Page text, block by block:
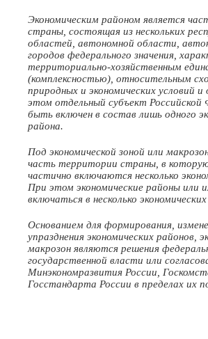
Экономическим районом является
страны, состоящая из нескольких
областей, автономной области,
городов федерального значения,
территориально-хозяйственным
(комплексностью), относительным
природных и экономических условий
этом отдельный субъект
быть включен в состав лишь одного
района.
Под экономической зоной или
часть территории страны, в
частично включаются несколько
При этом экономические районы или
включаться в несколько
Основанием для формирования,
упразднения экономических районов,
макрозон являются решения
государственной власти или
Минэкономразвития России,
Госстандарта России в пределах их